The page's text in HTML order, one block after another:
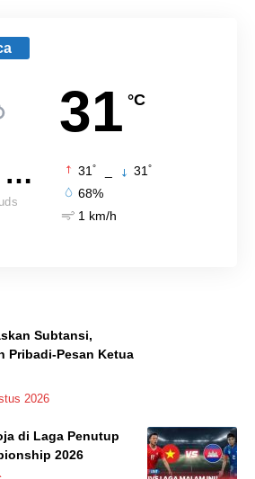
31 °C
Bandar Lampung 31 ° 31 °
68%
1 km/h
Subtansi,
Pribadi-Pesan Ketua
2026
di Laga Penutup
2026